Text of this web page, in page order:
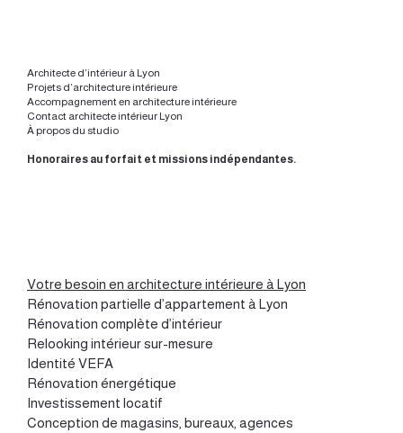
Architecte d’intérieur à Lyon
Projets d’architecture intérieure
Accompagnement en architecture intérieure
Contact architecte intérieur Lyon
À propos du studio
Honoraires au forfait et missions indépendantes.
Votre besoin en architecture intérieure à Lyon
Rénovation partielle d’appartement à Lyon
Rénovation complète d’intérieur
Relooking intérieur sur-mesure
Identité VEFA
Rénovation énergétique
Investissement locatif
Conception de magasins, bureaux, agences